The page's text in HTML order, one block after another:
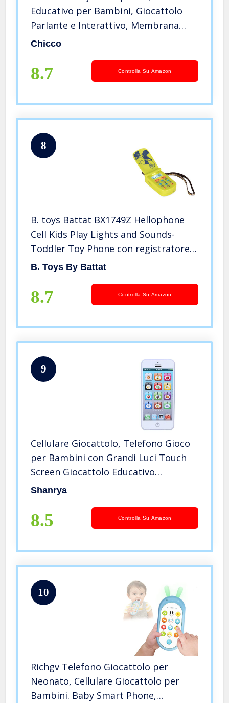
Educativo per Bambini, Giocattolo
Parlante e Interattivo, Membrana
Touch, Gioco con Luci e Suoni, Laccio
Bambini 6 Mesi – 3 Anni
Chicco
8.7 Controlla Su Amazon
8
B. toys Battat BX1749Z Hellophone
Cell Kids Play Lights and Sounds-
Toddler Toy Phone con registratore
messaggi, giallo
B. Toys By Battat
8.7 Controlla Su Amazon
9
Cellulare Giocattolo, Telefono Gioco
per Bambini con Grandi Luci Touch
Screen Giocattolo Educativo
Musicale, Telefono per Bambini,
IPhone Giocattolo per
Bambini(bianco)
Shanrya
8.5 Controlla Su Amazon
10
Richgv Telefono Giocattolo per
Neonato, Cellulare Giocattolo per
Bambini. Baby Smart Phone,